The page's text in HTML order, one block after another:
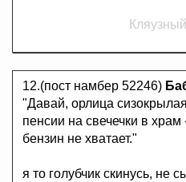
12.(пост намбер 52246)
"Давай, орлица
пенсии на свечечки в храм
бензин не хватает."
я то голубчик скинусь, не